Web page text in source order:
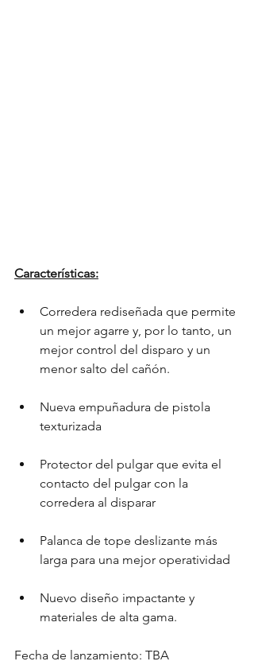
Características:
Corredera rediseñada que permite
un mejor agarre y, por lo tanto, un
mejor control del disparo y un
menor salto del cañón.
Nueva empuñadura de pistola
texturizada
Protector del pulgar que evita el
contacto del pulgar con la
corredera al disparar
Palanca de tope deslizante más
larga para una mejor operatividad
Nuevo diseño impactante y
materiales de alta gama.
Fecha de lanzamiento: TBA